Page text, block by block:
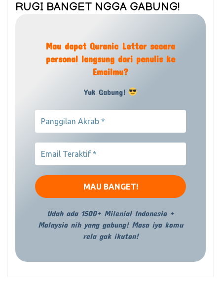
RUGI BANGET NGGA GABUNG!
Mau dapet Quranic Letter secara
personal langsung dari penulis ke
Emailmu?
Yuk Gabung!
Udah ada 1500+ Milenial Indonesia +
Malaysia nih yang gabung! Masa iya kamu
rela gak ikutan!